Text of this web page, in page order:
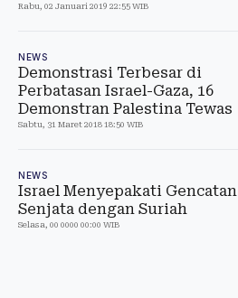
Rabu, 02 Januari 2019 22:55 WIB
NEWS
Demonstrasi Terbesar di
Perbatasan Israel-Gaza, 16
Demonstran Palestina Tewas
Sabtu, 31 Maret 2018 18:50 WIB
NEWS
Israel Menyepakati Gencatan
Senjata dengan Suriah
Selasa, 00 0000 00:00 WIB